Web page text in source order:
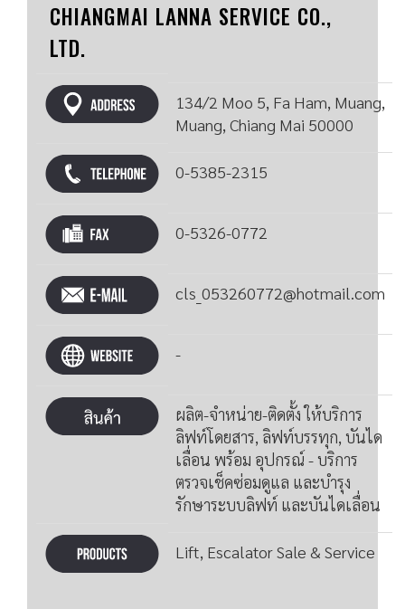
CHIANGMAI LANNA SERVICE CO.,
LTD.
134/2 Moo 5, Fa Ham, Muang,
Muang, Chiang Mai 50000
0-5385-2315
0-5326-0772
cls_053260772@hotmail.com
-
ผลิต-จำหน่าย-ติดตั้ง ให้บริการ
ลิฟท์โดยสาร, ลิฟท์บรรทุก, บันได
เลื่อน พร้อม อุปกรณ์ - บริการ
ตรวจเช็คซ่อมดูแล และบำรุง
รักษาระบบลิฟท์ และบันไดเลื่อน
Lift, Escalator Sale & Service